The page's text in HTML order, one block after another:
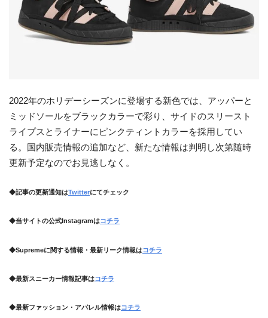
2022年のホリデーシーズンに登場する新色では、アッパーと
ミッドソールをブラックカラーで彩り、サイドのスリースト
ライプスとライナーにピンクティントカラーを採用してい
る。国内販売情報の追加など、新たな情報は判明し次第随時
更新予定なのでお見逃しなく。
◆記事の更新通知はTwitterにてチェック
◆当サイトの公式Instagramはコチラ
◆Supremeに関する情報・最新リーク情報はコチラ
◆最新スニーカー情報記事はコチラ
◆最新ファッション・アパレル情報はコチラ